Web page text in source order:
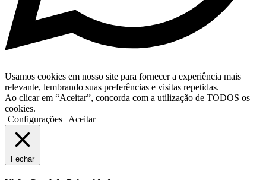
Usamos cookies em nosso site para fornecer a experiência mais
relevante, lembrando suas preferências e visitas repetidas.
Ao clicar em “Aceitar”, concorda com a utilização de TODOS os
cookies.
Configurações
Aceitar
Fechar